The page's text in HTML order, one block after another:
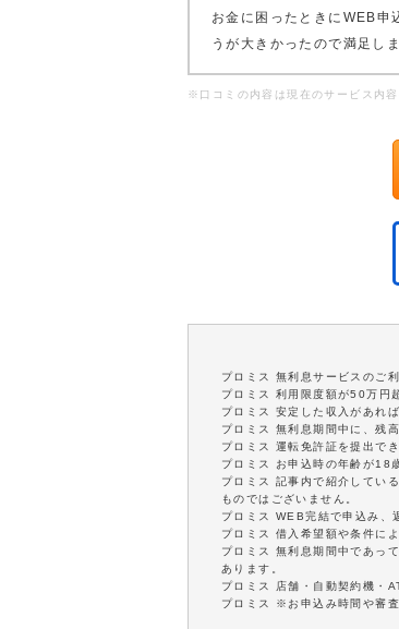
お金に困ったときにWEB申
うが大きかったので満足しま
※口コミの内容は現在のサービス内
プロミス 無利息サービスのご
プロミス 利用限度額が50万円
プロミス 安定した収入があれ
プロミス 無利息期間中に、残
プロミス 運転免許証を提出で
プロミス お申込時の年齢が18
プロミス 記事内で紹介してい
ものではございません。
プロミス WEB完結で申込み、
プロミス 借入希望額や条件に
プロミス 無利息期間中であっ
あります。
プロミス 店舗・自動契約機・
プロミス ※お申込み時間や審